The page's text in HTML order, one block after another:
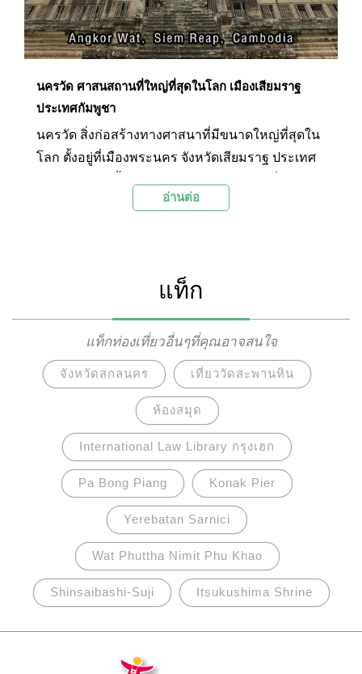
หลวงอีกด้วย
นครวัด ศาสนสถานที่ใหญ่ที่สุดในโลก เมืองเสียมราฐ
ประเทศกัมพูชา
นครวัด สิ่งก่อสร้างทางศาสนาที่มีขนาดใหญ่ที่สุดใน
โลก ตั้งอยู่ที่เมืองพระนคร จังหวัดเสียมราฐ ประเทศ
ในสมัยของพระเจ้าสุริยวรมันที่ 2 ซึ่งถือเป็นยุค
100 ปี ใช้แรงงานคนนับแสน ช้างกว่าสี่หมื่นเชือก
และช่างแกะสลักกว่าห้าพันคน ความยิ่งใหญ่ของ
นครวัดได้กลายมาเป็นสัญลักษณ์ของประเทศกัมพูชา
ซึ่งปรากฏอยู่บนธงประจำชาติ และยังได้รับได้รับการ
ยกย่องให้เป็นมรดกโลกทางวัฒนธรรมจากองค์การยู
เนสโกในปี ค.ศ. 1992
อ่านต่อ
แท็ก
แท็กท่องเที่ยวอื่นๆที่คุณอาจสนใจ
จังหวัดสกลนคร เที่ยววัดสะพานหิน
ห้องสมุด
International Law Library กรุงเฮก
Pa Bong Piang Konak Pier
Yerebatan Sarnici
Wat Phuttha Nimit Phu Khao
Shinsaibashi-Suji Itsukushima Shrine